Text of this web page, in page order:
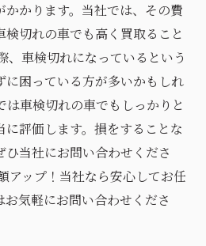
かります。当社では、その費
切れの車でも高く買取ること
、車検切れになっているという
に困っている方が多いかもしれ
は車検切れの車でもしっかりと
評価します。損をすることな
ひ当社にお問い合わせくださ
アップ！当社なら安心してお任
気軽にお問い合わせくださ